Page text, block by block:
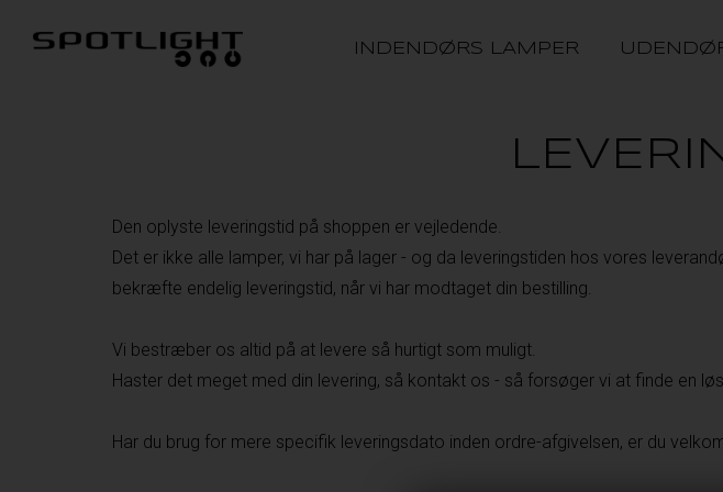
INDENDØRS LAMPER
Den oplyste leveringstid på shoppen er vejledende.
Det er ikke alle lamper, vi har på lager - og da leveringstiden hos vores
bekræfte endelig leveringstid, når vi har modtaget din bestilling.
Vi bestræber os altid på at levere så hurtigt som muligt.
Haster det meget med din levering, så kontakt os - så forsøger vi at finde en
Har du brug for mere specifik leveringsdato inden ordre-afgivelsen, er du